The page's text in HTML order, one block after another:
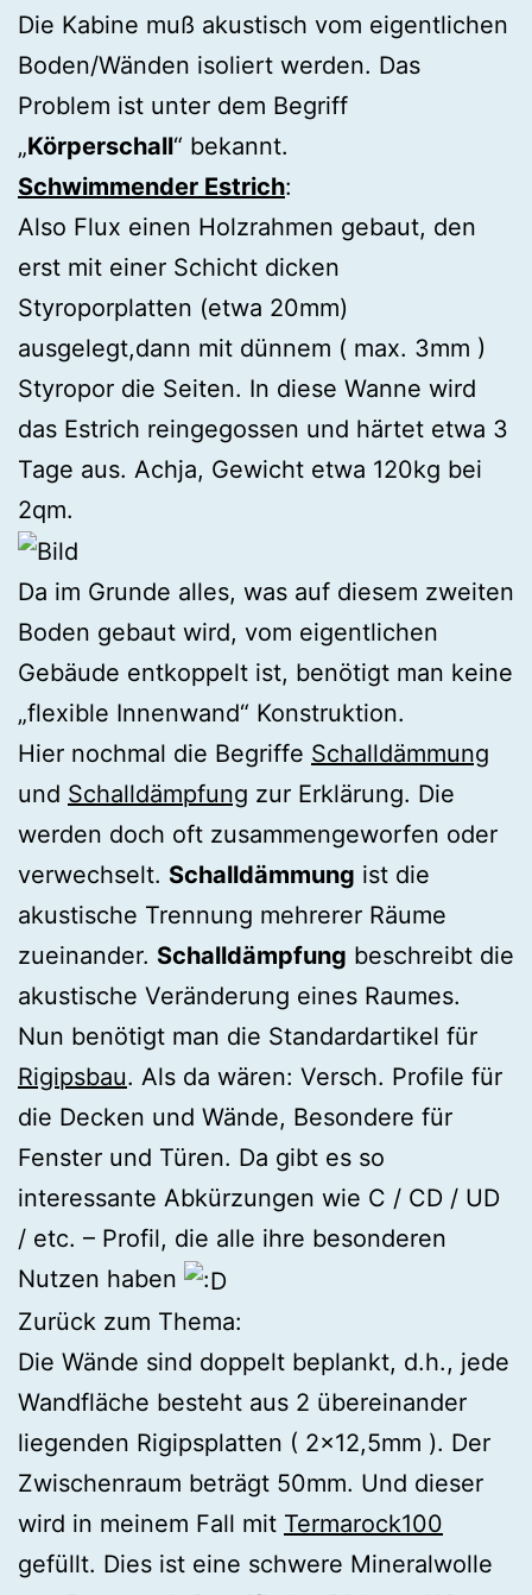
Die Kabine muß akustisch vom eigentlichen
Boden/Wänden isoliert werden. Das
Problem ist unter dem Begriff
„Körperschall“ bekannt.
Schwimmender Estrich:
Also Flux einen Holzrahmen gebaut, den
erst mit einer Schicht dicken
Styroporplatten (etwa 20mm)
ausgelegt,dann mit dünnem ( max. 3mm )
Styropor die Seiten. In diese Wanne wird
das Estrich reingegossen und härtet etwa 3
Tage aus. Achja, Gewicht etwa 120kg bei
2qm.
Da im Grunde alles, was auf diesem zweiten
Boden gebaut wird, vom eigentlichen
Gebäude entkoppelt ist, benötigt man keine
„flexible Innenwand“ Konstruktion.
Hier nochmal die Begriffe Schalldämmung
und Schalldämpfung zur Erklärung. Die
werden doch oft zusammengeworfen oder
verwechselt. Schalldämmung ist die
akustische Trennung mehrerer Räume
zueinander. Schalldämpfung beschreibt die
akustische Veränderung eines Raumes.
Nun benötigt man die Standardartikel für
Rigipsbau. Als da wären: Versch. Profile für
die Decken und Wände, Besondere für
Fenster und Türen. Da gibt es so
interessante Abkürzungen wie C / CD / UD
/ etc. – Profil, die alle ihre besonderen
Nutzen haben
Zurück zum Thema:
Die Wände sind doppelt beplankt, d.h., jede
Wandfläche besteht aus 2 übereinander
liegenden Rigipsplatten ( 2×12,5mm ). Der
Zwischenraum beträgt 50mm. Und dieser
wird in meinem Fall mit Termarock100
gefüllt. Dies ist eine schwere Mineralwolle